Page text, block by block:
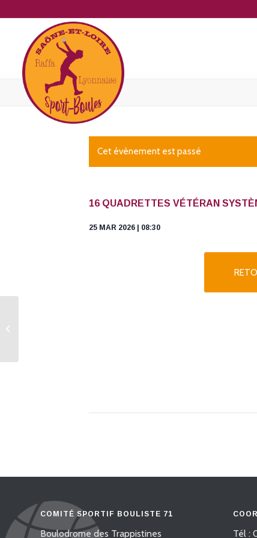
Cet évènement est passé
16 QUADRETTES VÉTÉRAN
25 MAR 2026 | 08:30
COMITÉ SPORTIF BOULISTE 71
Boulodrome des Trappistines Tél :